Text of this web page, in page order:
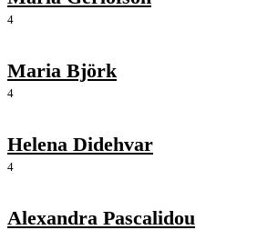
4
Maria Björk
4
Helena Didehvar
4
Alexandra Pascalidou